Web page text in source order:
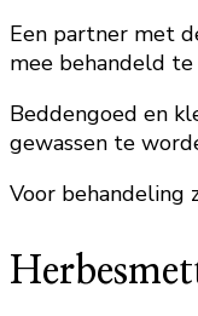
Een partner met
mee behandeld
Beddengoed en
gewassen te
Voor behandeling